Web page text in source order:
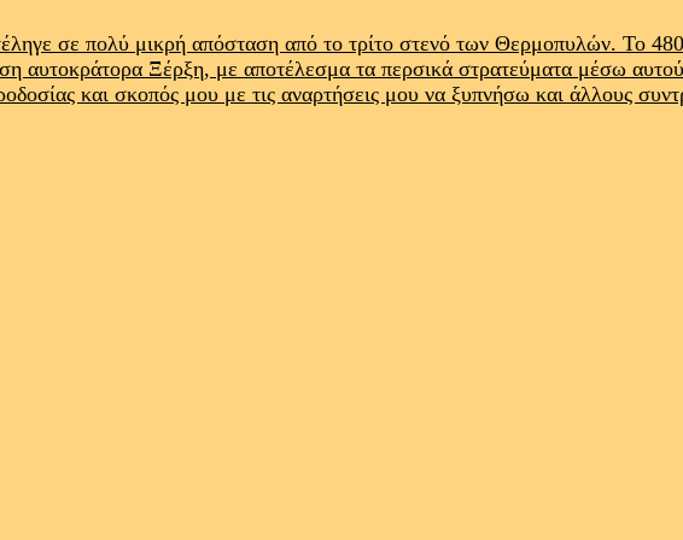
σε πολύ μικρή απόσταση από το τρίτο στενό των Θερμοπυλών. Το
αυτοκράτορα Ξέρξη, με αποτέλεσμα τα περσικά στρατεύματα μέσω
και σκοπός μου με τις αναρτήσεις μου να ξυπνήσω και άλλους